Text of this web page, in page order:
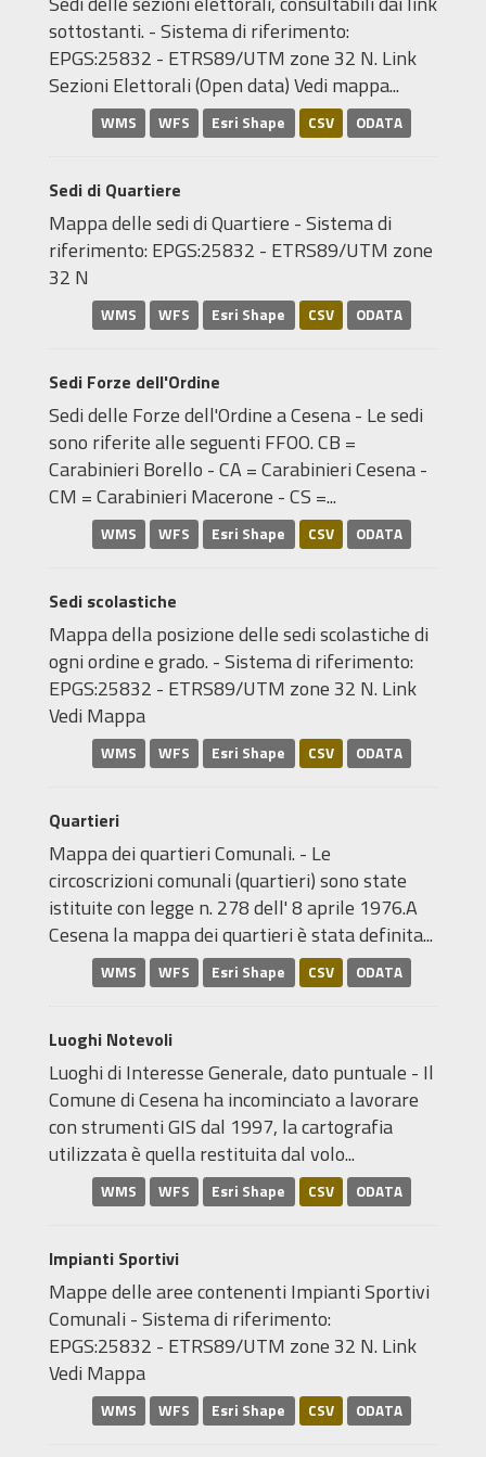
sottostanti. - Sistema di riferimento:
EPGS:25832 - ETRS89/UTM zone 32 N. Link
Sezioni Elettorali (Open data) Vedi mappa...
WMS WFS Esri Shape CSV ODATA
Sedi di Quartiere
Mappa delle sedi di Quartiere - Sistema di
riferimento: EPGS:25832 - ETRS89/UTM zone
32 N
WMS WFS Esri Shape CSV ODATA
Sedi Forze dell'Ordine
Sedi delle Forze dell'Ordine a Cesena - Le sedi
sono riferite alle seguenti FFOO. CB =
Carabinieri Borello - CA = Carabinieri Cesena -
CM = Carabinieri Macerone - CS =...
WMS WFS Esri Shape CSV ODATA
Sedi scolastiche
Mappa della posizione delle sedi scolastiche di
ogni ordine e grado. - Sistema di riferimento:
EPGS:25832 - ETRS89/UTM zone 32 N. Link
Vedi Mappa
WMS WFS Esri Shape CSV ODATA
Quartieri
Mappa dei quartieri Comunali. - Le
circoscrizioni comunali (quartieri) sono state
istituite con legge n. 278 dell' 8 aprile 1976.A
Cesena la mappa dei quartieri è stata definita...
WMS WFS Esri Shape CSV ODATA
Luoghi Notevoli
Luoghi di Interesse Generale, dato puntuale - Il
Comune di Cesena ha incominciato a lavorare
con strumenti GIS dal 1997, la cartografia
utilizzata è quella restituita dal volo...
WMS WFS Esri Shape CSV ODATA
Impianti Sportivi
Mappe delle aree contenenti Impianti Sportivi
Comunali - Sistema di riferimento:
EPGS:25832 - ETRS89/UTM zone 32 N. Link
Vedi Mappa
WMS WFS Esri Shape CSV ODATA